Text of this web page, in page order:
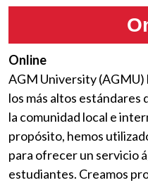
Online
AGM University (AGMU)
los más altos estándares
la comunidad local e
propósito, hemos
para ofrecer un servicio
estudiantes. Creamos